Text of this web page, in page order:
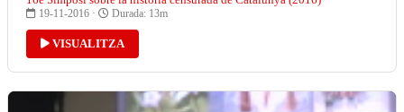
19-11-2016 · Durada: 13m
VISUALITZA